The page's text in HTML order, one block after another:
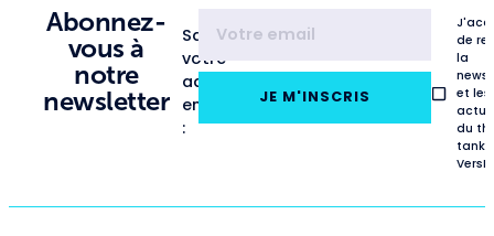
Abonnez-
vous à
notre
newsletter
Saisissez
votre
adresse
email
:
JE M'INSCRIS
de
la
et les
du
tank